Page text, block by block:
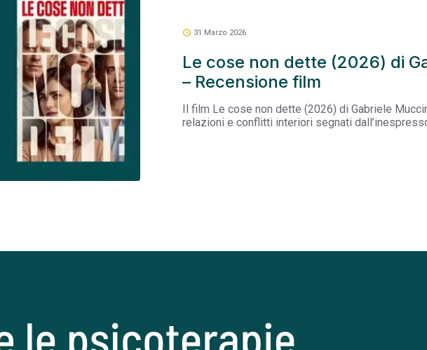
schedule 31 Marzo 2026
Le cose non dette (2026) di
– Recensione film
Il film Le cose non dette (2026) di Gabriele
relazioni e conflitti interiori segnati